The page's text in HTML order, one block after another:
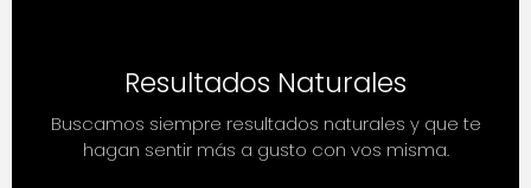
Resultados Naturales
Buscamos siempre resultados naturales y que te
hagan sentir más a gusto con vos misma.